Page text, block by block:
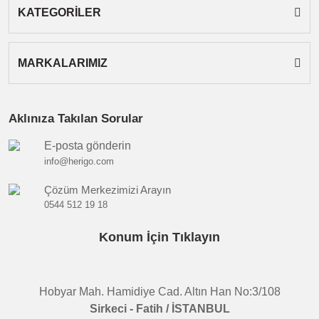
KATEGORİLER
MARKALARIMIZ
Aklınıza Takılan Sorular
E-posta gönderin
info@herigo.com
Çözüm Merkezimizi Arayın
0544 512 19 18
Konum İçin Tıklayın
Hobyar Mah. Hamidiye Cad. Altın Han No:3/108
Sirkeci - Fatih / İSTANBUL